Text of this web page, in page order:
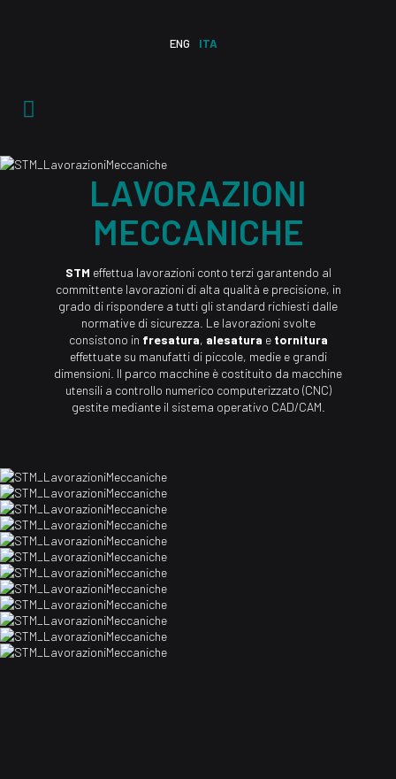
ENG ITA
LAVORAZIONI
MECCANICHE
STM effettua lavorazioni conto terzi garantendo al
committente lavorazioni di alta qualità e precisione, in
grado di rispondere a tutti gli standard richiesti dalle
normative di sicurezza. Le lavorazioni svolte
consistono in fresatura, alesatura e tornitura
effettuate su manufatti di piccole, medie e grandi
dimensioni. Il parco macchine è costituito da macchine
utensili a controllo numerico computerizzato (CNC)
gestite mediante il sistema operativo CAD/CAM.